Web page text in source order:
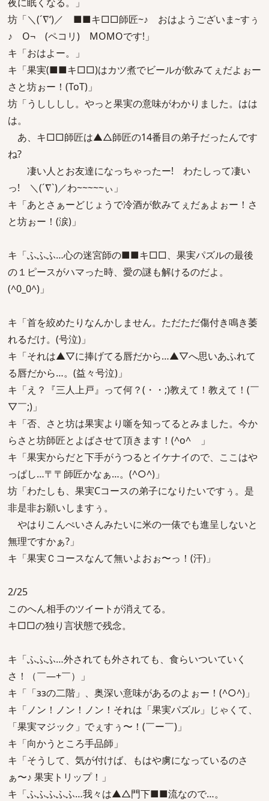
坊「＼(´∇‘)／ ■■キ□□師匠~♪ おはようございま~すぅ
♪ O¬ (ペコリ) MOMOです!」
キ「おはよー。」
キ「果実(■■キ□□)はカツ煮でビールが飲みてぇだよぉー
さと坊ぉー！(ToT)」
坊「うしししし。やっと果実の意味がわかりました。はは
は。
あ、キ□□師匠は▲△師匠の14番目の弟子だったんです
ね?
凄い人とお友達になっちゃったー! わたしって凄い
っ! ＼(´∇`)／わ~~~~~ぃ」
キ「あとさぁーどじょうで冷酒が飲みてぇだぁよぉー！さ
と坊ぉー！(涙)」
キ「ふふふ…心の迷宮師の■■キ□□、果実パズルの最後
の１ピースがハマった時、愛の謎も解けるのだよ。
(^0_0^)」
キ「首を絞めたりなんかしません。ただただ傷付き鳴き萎
れるだけ。(号泣)」
キ「それは▲▽に捧げてる唇だから…▲▽へ思いあふれて
る唇だから…。(益々号泣)」
キ「え？『三人上戸』って何？(・・;)教えて！教えて！(￣
▽￣;)」
キ「否、さと坊は果実より噺を知ってるとみました。今か
らさと坊師匠とよばさせて頂きます！(^o^ゞ」
キ「果実からだと下手がうつるとイケナイので、ここはや
っぱし…〒〒師匠かなぁ…。(^○^)」
坊「わたしも、果実Cコースの弟子になりたいですぅ。是
非是非お願いしますぅ。
やはりこんぺいさんみたいに米の一俵でも進呈しないと
無理ですかぁ?」
キ「果実Ｃコースなんて無いよおぉ〜っ！(汗)」
2/25
このへん相手のツイートが消えてる。
キ□□の独り言状態で残念。
キ「ふふふ…外されても外されても、食らいついていく
さ！（￣―+￣）」
キ「「ззの二階」、奥深い意味があるのよぉー！(^○^)」
キ「ノン！ノン！ノン！それは「果実パズル」じゃくて、
「果実マジック」でぇすぅ〜！(￣ー￣)」
キ「向かうところ手品師」
キ「そうして、気が付けば、もはや虜になっているのさ
ぁ〜♪ 果実トリップ！」
キ「ふふふふふ…我々は▲△門下■■流なので…。